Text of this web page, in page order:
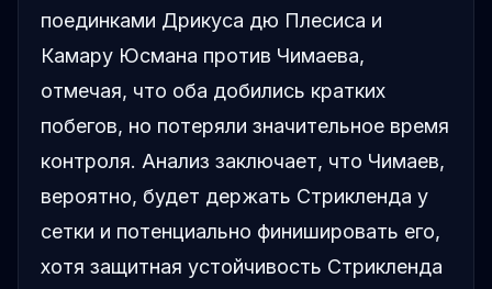
поединками Дрикуса дю Плесиса и
Камару Юсмана против Чимаева,
отмечая, что оба добились кратких
побегов, но потеряли значительное время
контроля. Анализ заключает, что Чимаев,
вероятно, будет держать Стрикленда у
сетки и потенциально финишировать его,
хотя защитная устойчивость Стрикленда